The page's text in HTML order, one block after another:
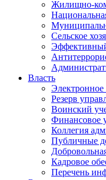
Жилищно-
Сельское
Власть
Электронное
Резерв
Воинский
Финансовое
Коллегия
Публичные
Кадровое
Перечень